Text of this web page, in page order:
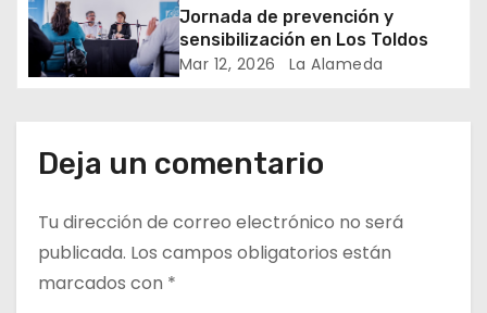
r
a
a
s
Jornada de prevención y
sensibilización en Los Toldos
Mar 12, 2026 La Alameda
Deja un comentario
Tu dirección de correo electrónico no será
publicada. Los campos obligatorios están
marcados con *